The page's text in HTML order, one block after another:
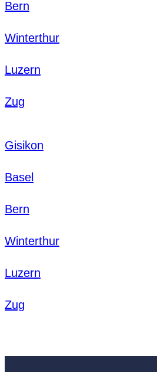
Bern
Winterthur
Luzern
Zug
Gisikon
Basel
Bern
Winterthur
Luzern
Zug